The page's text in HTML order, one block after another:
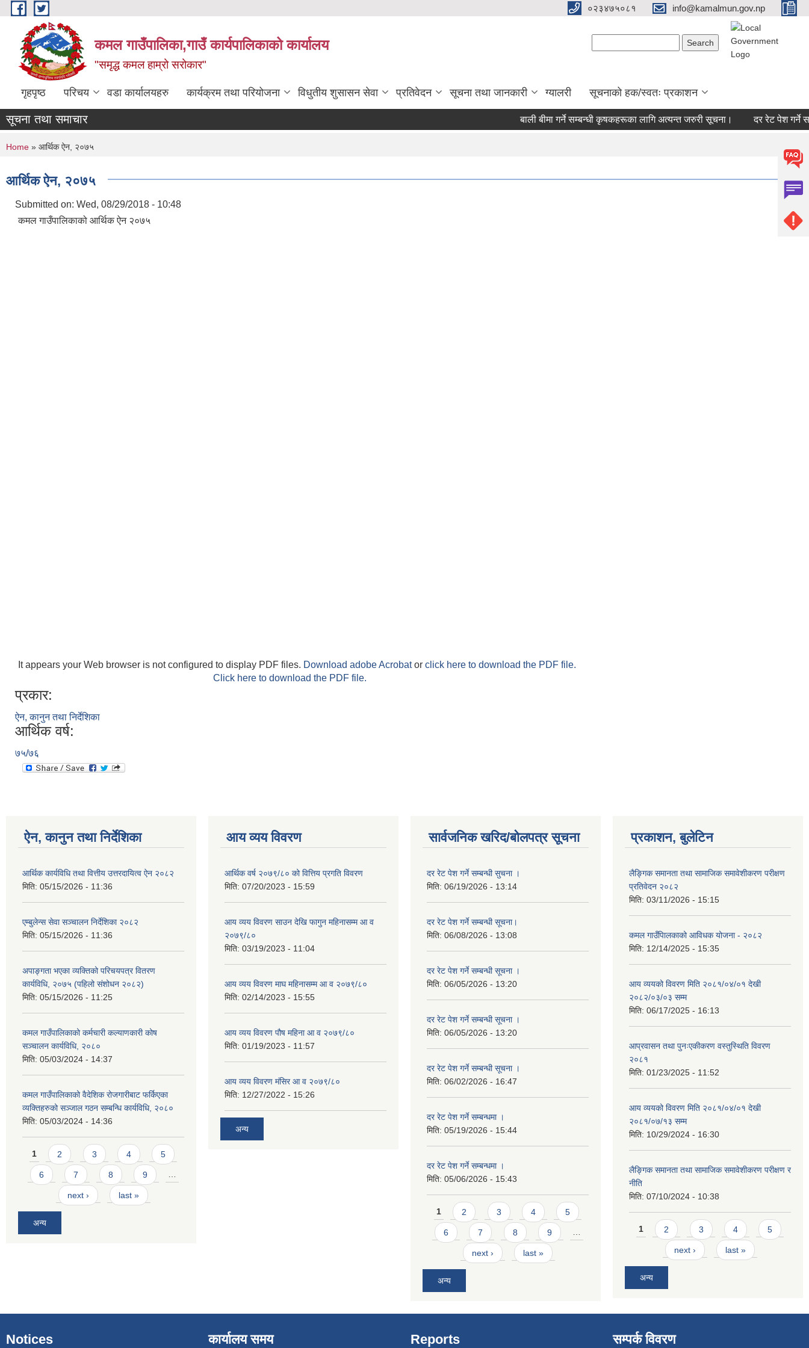
Skip to main content ०२३४७५०८१ info@kamalmun.gov.np
कमल गाउँपालिका,गाउँ कार्यपालिकाको कार्यालय
"समृद्ध कमल हाम्रो सरोकार"
गृहपृष्ठ परिचय वडा कार्यालयहरु कार्यक्रम तथा परियोजना विधुतीय शुसासन सेवा प्रतिवेदन सूचना तथा जानकारी ग्यालरी सूचनाको हक/स्वतः प्रकाशन
सूचना तथा समाचार बाली बीमा गर्ने सम्बन्धी कृषकहरूका लागि अत्यन्त जरुरी सूचना। दर रेट पेश गर्ने
You are here
Home » आर्थिक ऐन, २०७५
आर्थिक ऐन, २०७५
Submitted on: Wed, 08/29/2018 - 10:48
कमल गाउँपालिकाको आर्थिक ऐन २०७५
It appears your Web browser is not configured to display PDF files. Download adobe Acrobator click here to download the PDF file.
Click here to download the PDF file.
प्रकार:
ऐन, कानुन तथा निर्देशिका
आर्थिक वर्ष:
७५/७६
ऐन, कानुन तथा निर्देशिका
आर्थिक कार्यविधि तथा वित्तीय उत्तरदायित्व ऐन २०८२
मिति: 05/15/2026 - 11:36
एम्बुलेन्स सेवा सञ्चालन निर्देशिका २०८२
मिति: 05/15/2026 - 11:36
अपाङ्गता भएका व्यक्तिको परिचयपत्र वितरण
कार्यविधि, २०७५ (पहिलो संशोधन २०८२)
मिति: 05/15/2026 - 11:25
कमल गाउँपालिकाको कर्मचारी कल्याणकारी कोष
सञ्चालन कार्यविधि, २०८०
मिति: 05/03/2024 - 14:37
कमल गाउँपालिकाको वैदेशिक रोजगारीबाट फर्किएका
व्यक्तिहरुको सञ्जाल गठन सम्बन्धि कार्यविधि, २०८०
मिति: 05/03/2024 - 14:36
Pages
1 2 3 4 5
6 7 8 9 …
next › last »
अन्य
आय व्यय विवरण
आर्थिक वर्ष २०७९/८० को वित्तिय प्रगति विवरण
मिति: 07/20/2023 - 15:59
आय व्यय विवरण साउन देखि फागुन महिनासम्म आ व
२०७९/८०
मिति: 03/19/2023 - 11:04
आय व्यय विवरण माघ महिनासम्म आ व २०७९/८०
मिति: 02/14/2023 - 15:55
आय व्यय विवरण पौष महिना आ व २०७९/८०
मिति: 01/19/2023 - 11:57
आय व्यय विवरण मंसिर आ व २०७९/८०
मिति: 12/27/2022 - 15:26
अन्य
सार्वजनिक खरिद/बोलपत्र सूचना
दर रेट पेश गर्ने सम्बन्धी सुचना ।
मिति: 06/19/2026 - 13:14
दर रेट पेश गर्ने सम्बन्धी सूचना।
मिति: 06/08/2026 - 13:08
दर रेट पेश गर्ने सम्बन्धी सूचना ।
मिति: 06/05/2026 - 13:20
दर रेट पेश गर्ने सम्बन्धी सूचना ।
मिति: 06/05/2026 - 13:20
दर रेट पेश गर्ने सम्बन्धी सूचना ।
मिति: 06/02/2026 - 16:47
दर रेट पेश गर्ने सम्बन्धमा ।
मिति: 05/19/2026 - 15:44
दर रेट पेश गर्ने सम्बन्धमा ।
मिति: 05/06/2026 - 15:43
Pages
1 2 3 4 5
6 7 8 9 …
next › last »
अन्य
प्रकाशन, बुलेटिन
लैङ्गिक समानता तथा सामाजिक समावेशीकरण परीक्षण
प्रतिवेदन २०८२
मिति: 03/11/2026 - 15:15
कमल गाउँपािलकाको आविधक योजना - २०८२
मिति: 12/14/2025 - 15:35
आय व्ययको विवरण मिति २०८१/०४/०१ देखी
२०८२/०३/०३ सम्म
मिति: 06/17/2025 - 16:13
आप्रवासन तथा पुनःएकीकरण वस्तुस्थिति विवरण
२०८१
मिति: 01/23/2025 - 11:52
आय व्ययको विवरण मिति २०८१/०४/०१ देखी
२०८१/०७/१३ सम्म
मिति: 10/29/2024 - 16:30
लैङ्गिक समानता तथा सामाजिक समावेशीकरण परीक्षण र
नीति
मिति: 07/10/2024 - 10:38
Pages
1 2 3 4 5
next › last »
अन्य
Notices कार्यालय समय Reports सम्पर्क विवरण